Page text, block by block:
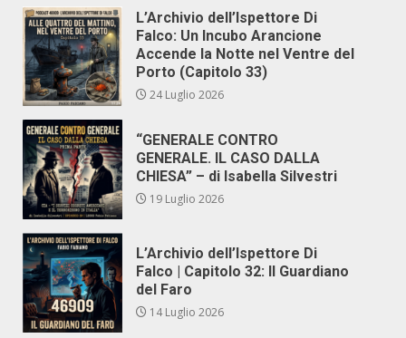
L’Archivio dell’Ispettore Di
Falco: Un Incubo Arancione
Accende la Notte nel Ventre del
Porto (Capitolo 33)
24 Luglio 2026
“GENERALE CONTRO
GENERALE. IL CASO DALLA
CHIESA” – di Isabella Silvestri
19 Luglio 2026
L’Archivio dell’Ispettore Di
Falco | Capitolo 32: Il Guardiano
del Faro
14 Luglio 2026